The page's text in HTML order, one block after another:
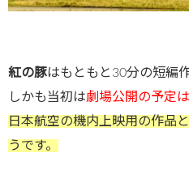
紅の豚はもともと30分の短編
しかも当初は劇場公開の予定
日本航空の機内上映用の作品
うです。